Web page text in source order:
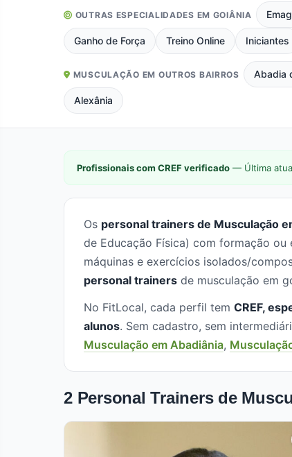
OUTRAS ESPECIALIDADES EM GOIÂNIA
Ganho de Força Treino Online Iniciantes
MUSCULAÇÃO EM OUTROS BAIRROS Abadia
Alexânia
Profissionais com CREF verificado — Última
Os personal trainers de Musculação
de Educação Física) com formação
máquinas e exercícios isolados/
personal trainers de musculação em
No FitLocal, cada perfil tem CREF,
alunos. Sem cadastro, sem
Musculação em Abadiânia,
2 Personal Trainers de